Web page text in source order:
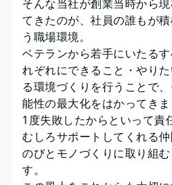
そんな当社が創業当時から
てきたのが、社員の誰もが
う職場環境。
ベテランから若手にいたる
れぞれにできること・やり
る環境づくりを行うことで
能性の最大化をはかってきま
1度失敗したからといって責
むしろサポートしてくれる
のびとモノづくりに取り組
す。